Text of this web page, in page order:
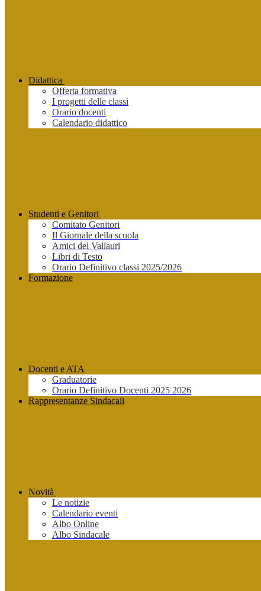
Didattica
Offerta formativa
I progetti delle classi
Orario docenti
Calendario didattico
Studenti e Genitori
Comitato Genitori
Il Giornale della scuola
Amici del Vallauri
Libri di Testo
Orario Definitivo classi 2025/2026
Formazione
Docenti e ATA
Graduatorie
Orario Definitivo Docenti 2025 2026
Rappresentanze Sindacali
Novità
Le notizie
Calendario eventi
Albo Online
Albo Sindacale